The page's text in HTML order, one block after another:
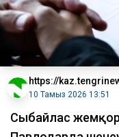
https://
10 Тамыз 2026 13:51
Сыбайлас